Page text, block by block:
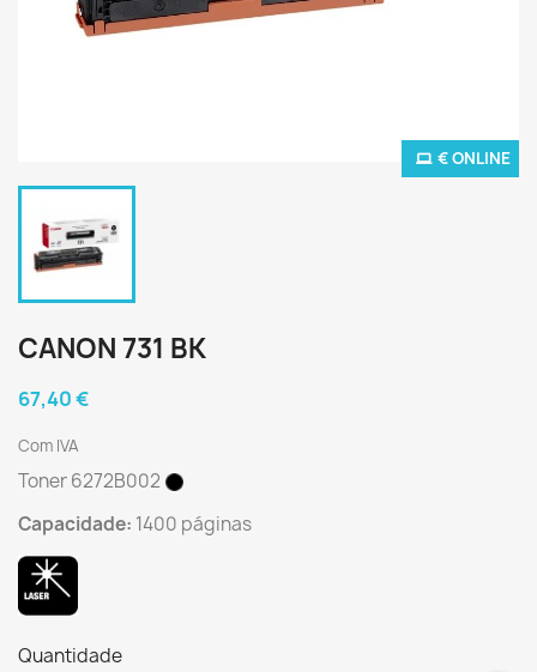
€ ONLINE
CANON 731 BK
67,40 €
Com IVA
Toner 6272B002
Capacidade: 1400 páginas
Quantidade